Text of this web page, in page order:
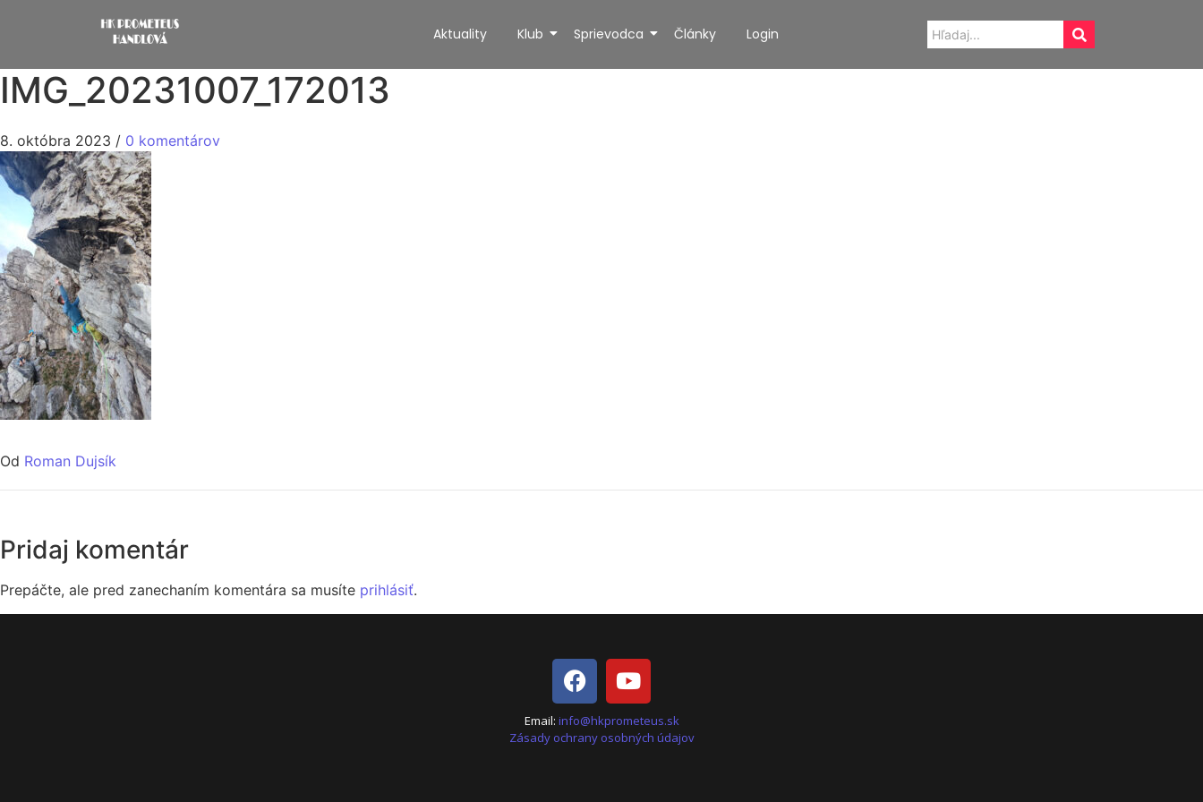
Aktuality Klub Sprievodca Články Login
IMG_20231007_172013
8. októbra 2023 / 0 komentárov
Od Roman Dujsík
Pridaj komentár
Prepáčte, ale pred zanechaním komentára sa musíte prihlásiť.
Email: info@hkprometeus.sk
Zásady ochrany osobných údajov